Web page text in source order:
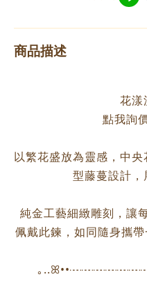
商品描述
花漾
點我詢
以繁花盛放為靈感，中
型藤蔓設計，
純金工藝細緻雕刻，讓
佩戴此鍊，如同隨身攜
｡